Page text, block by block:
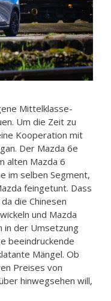
Mittelklasse-
Um die Zeit zu
Kooperation mit
Der Mazda 6e
alten Mazda 6
im selben Segment,
feingetunt. Dass
die Chinesen
und Mazda
in der Umsetzung
beeindruckende
Mängel. Ob
Preises von
hinwegsehen will,